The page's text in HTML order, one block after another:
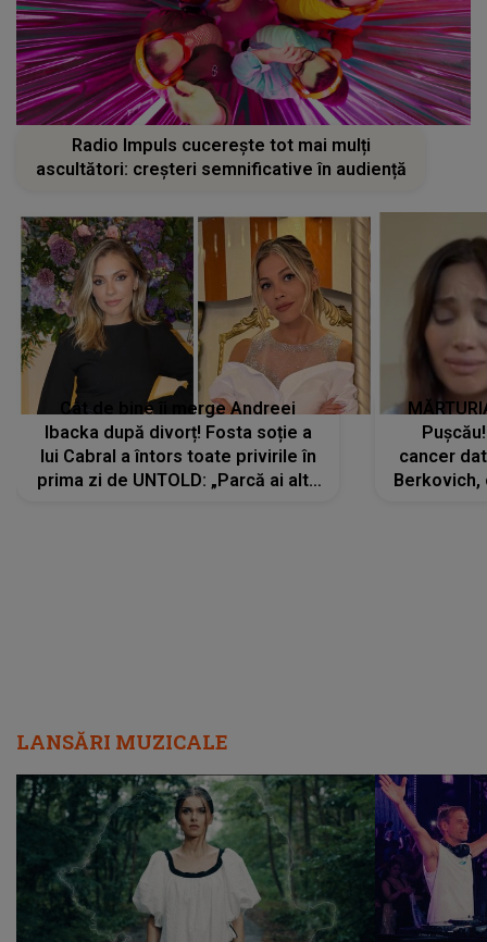
Radio Impuls cucerește tot mai mulți
ascultători: creșteri semnificative în audiență
Cât de bine îi merge Andreei
Ibacka după divorț! Fosta soție a
lui Cabral a întors toate privirile în
prima zi de UNTOLD: „Parcă ai altă
cancer
Berkovich,
LANSĂRI MUZICALE